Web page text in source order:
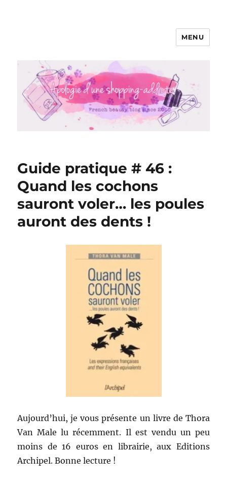
Apologie d'une Shopping-addicte
MENU
Guide pratique # 46 :
Quand les cochons
sauront voler… les poules
auront des dents !
Aujourd’hui, je vous présente un livre de Thora
Van Male lu récemment. Il est vendu un peu
moins de 16 euros en librairie, aux Editions
Archipel. Bonne lecture !